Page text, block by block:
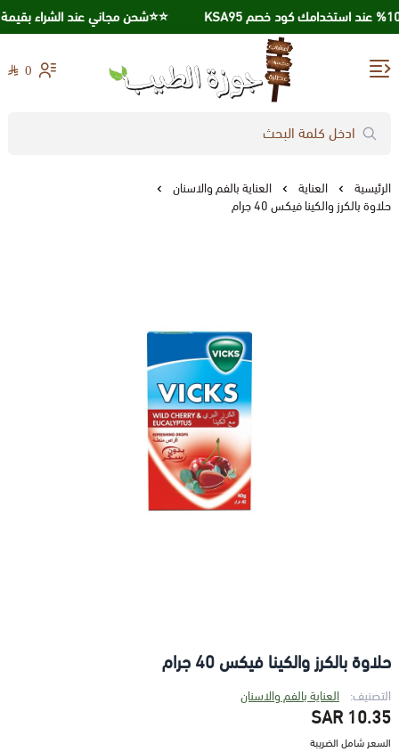
⭐️⭐️شحن مجاني عند الشراء بقيمة 250 ريال ⭐️⭐️
جوزة الطيب 0
الرئيسية العناية
العناية بالفم والاسنان
حلاوة بالكرز والكينا فيكس 40 جرام
حلاوة بالكرز والكينا فيكس 40 جرام
التصنيف: العناية بالفم والاسنان
10.35 SAR
السعر شامل الضريبة